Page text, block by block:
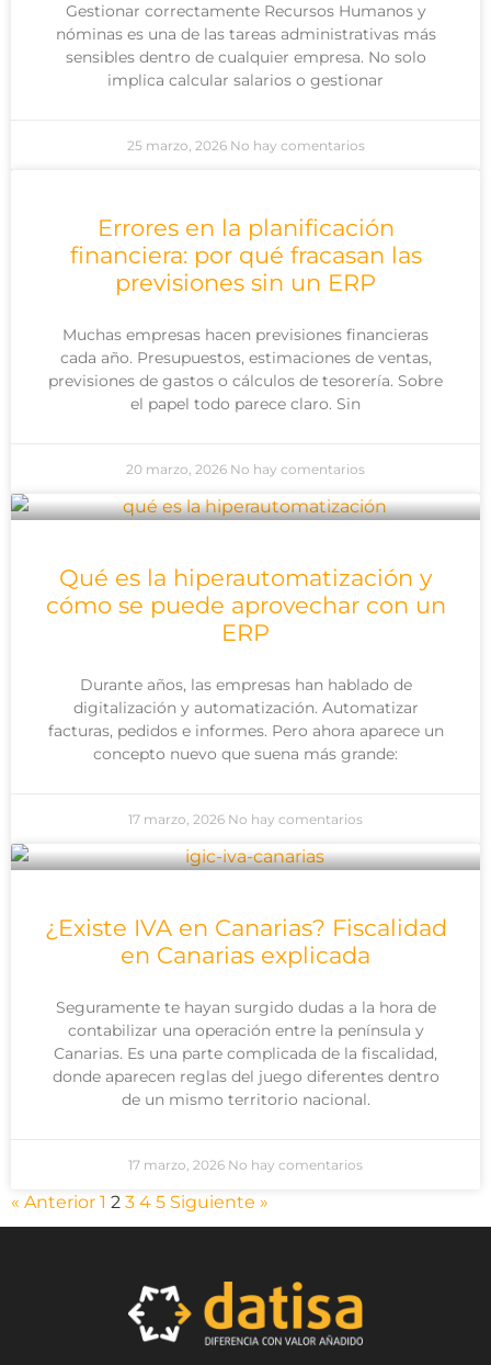
Gestionar correctamente Recursos Humanos y
nóminas es una de las tareas administrativas más
sensibles dentro de cualquier empresa. No solo
implica calcular salarios o gestionar
25 marzo, 2026 No hay comentarios
Errores en la planificación
financiera: por qué fracasan las
previsiones sin un ERP
Muchas empresas hacen previsiones financieras
cada año. Presupuestos, estimaciones de ventas,
previsiones de gastos o cálculos de tesorería. Sobre
el papel todo parece claro. Sin
20 marzo, 2026 No hay comentarios
Qué es la hiperautomatización y
cómo se puede aprovechar con un
ERP
Durante años, las empresas han hablado de
digitalización y automatización. Automatizar
facturas, pedidos e informes. Pero ahora aparece un
concepto nuevo que suena más grande:
17 marzo, 2026 No hay comentarios
¿Existe IVA en Canarias? Fiscalidad
en Canarias explicada
Seguramente te hayan surgido dudas a la hora de
contabilizar una operación entre la península y
Canarias. Es una parte complicada de la fiscalidad,
donde aparecen reglas del juego diferentes dentro
de un mismo territorio nacional.
17 marzo, 2026 No hay comentarios
« Anterior 1 2 3 4 5 Siguiente »